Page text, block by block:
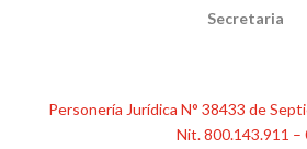
Secretaria
Personería Jurídica N° 38433 de
Nit. 800.143.911 –